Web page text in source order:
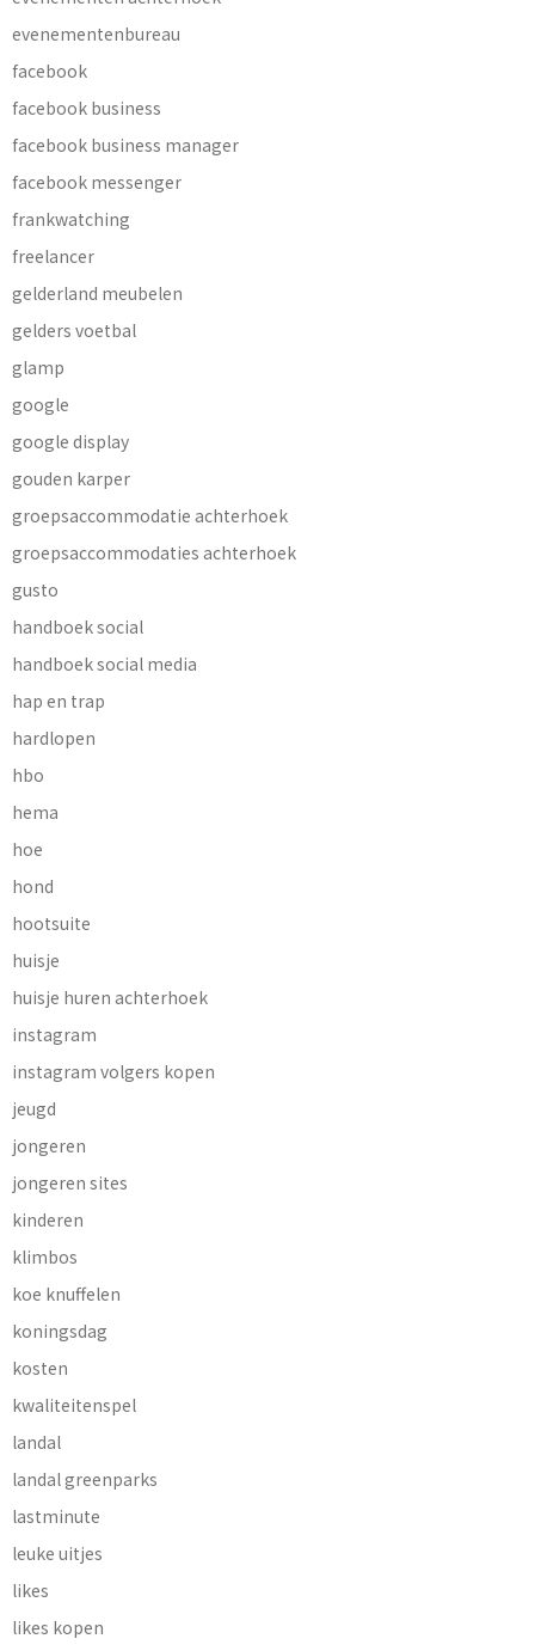
evenementenbureau
facebook
facebook business
facebook business manager
facebook messenger
frankwatching
freelancer
gelderland meubelen
gelders voetbal
glamp
google
google display
gouden karper
groepsaccommodatie achterhoek
groepsaccommodaties achterhoek
gusto
handboek social
handboek social media
hap en trap
hardlopen
hbo
hema
hoe
hond
hootsuite
huisje
huisje huren achterhoek
instagram
instagram volgers kopen
jeugd
jongeren
jongeren sites
kinderen
klimbos
koe knuffelen
koningsdag
kosten
kwaliteitenspel
landal
landal greenparks
lastminute
leuke uitjes
likes
likes kopen